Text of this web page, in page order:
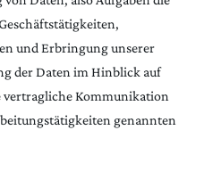
und Erbringung unserer
der Daten im Hinblick auf
vertragliche Kommunikation
genannten